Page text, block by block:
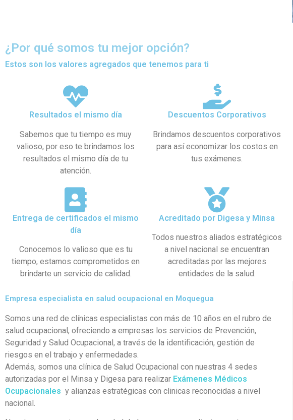
¿Por qué somos tu mejor opción?
Estos son los valores agregados que tenemos para ti
Resultados el mismo día
Sabemos que tu tiempo es muy
valioso, por eso te brindamos los
resultados el mismo día de tu
atención.
Descuentos Corporativos
Brindamos descuentos corporativos
para así economizar los costos en
tus exámenes.
Entrega de certificados el mismo
día
Conocemos lo valioso que es tu
tiempo, estamos comprometidos en
brindarte un servicio de calidad.
Acreditado por Digesa y Minsa​
Todos nuestros aliados estratégicos
a nivel nacional se encuentran
acreditadas por las mejores
entidades de la salud.
Empresa especialista en salud ocupacional en Moquegua
Somos una red de clínicas especialistas con más de 10 años en el rubro de
salud ocupacional, ofreciendo a empresas los servicios de Prevención,
Seguridad y Salud Ocupacional, a través de la identificación, gestión de
riesgos en el trabajo y enfermedades.
Además, somos una clínica de Salud Ocupacional con nuestras 4 sedes
autorizadas por el Minsa y Digesa para realizar Exámenes Médicos
Ocupacionales y alianzas estratégicas con clinicas reconocidas a nivel
nacional.